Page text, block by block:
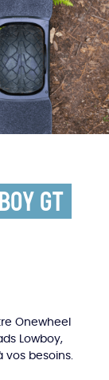
GT
Onewheel
Lowboy,
vos besoins.